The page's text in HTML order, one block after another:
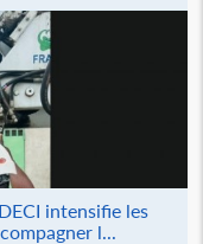
intensifie les
l...